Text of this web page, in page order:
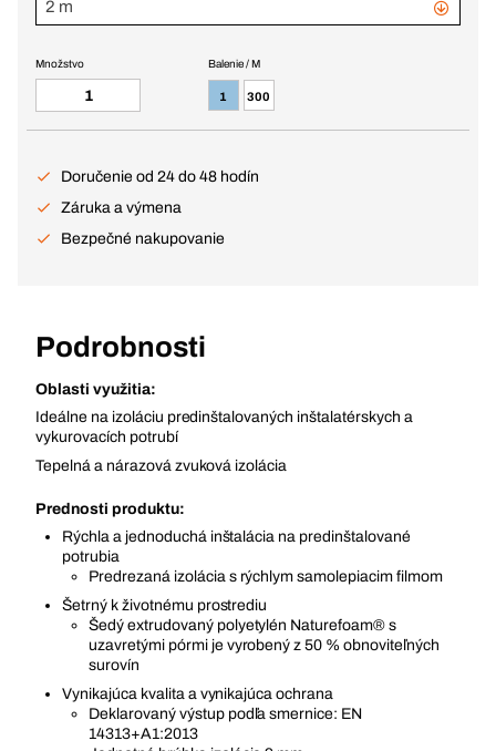
2 m
Balenie / M
1 300
Množstvo
Doručenie od 24 do 48 hodín
Záruka a výmena
Bezpečné nakupovanie
Podrobnosti
Oblasti využitia:
Ideálne na izoláciu predinštalovaných inštalatérskych a
vykurovacích potrubí
Tepelná a nárazová zvuková izolácia
Prednosti produktu:
Rýchla a jednoduchá inštalácia na predinštalované
potrubia
Predrezaná izolácia s rýchlym samolepiacim filmom
Šetrný k životnému prostrediu
Šedý extrudovaný polyetylén Naturefoam® s
uzavretými pórmi je vyrobený z 50 % obnoviteľných
surovín
Vynikajúca kvalita a vynikajúca ochrana
Deklarovaný výstup podľa smernice: EN
14313+A1:2013